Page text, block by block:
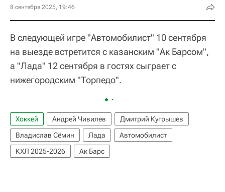
8 сентября 2025, 19:46
В следующей игре "Автомобилист" 10 сентября
на выезде встретится с казанским "Ак Барсом",
а "Лада" 12 сентября в гостях сыграет с
нижегородским "Торпедо".
Хоккей Андрей Чивилев
Дмитрий Кугрышев
Владислав Сёмин
Лада
Автомобилист
КХЛ 2025-2026
Ак Барс